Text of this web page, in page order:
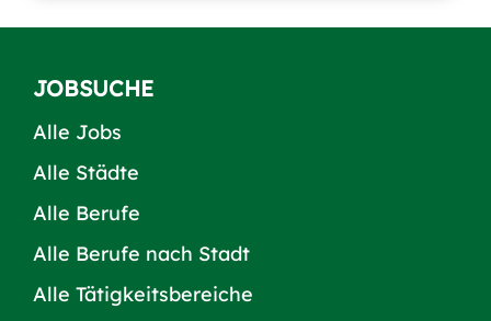
JOBSUCHE
Alle Jobs
Alle Städte
Alle Berufe
Alle Berufe nach Stadt
Alle Tätigkeitsbereiche